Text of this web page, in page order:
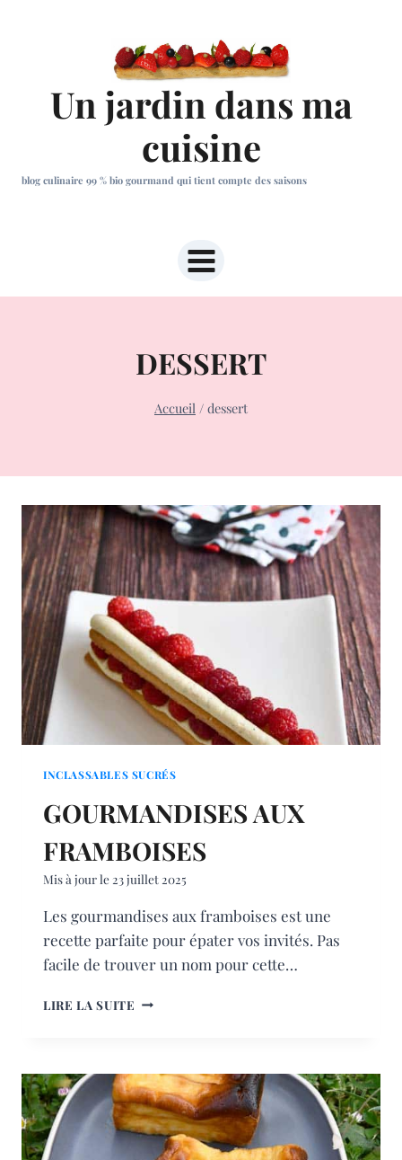
Un jardin dans ma
cuisine
blog culinaire 99 % bio gourmand qui tient compte des saisons
DESSERT
Accueil / dessert
INCLASSABLES SUCRÉS
GOURMANDISES AUX
FRAMBOISES
Mis à jour le 23 juillet 2025
Les gourmandises aux framboises est une
recette parfaite pour épater vos invités. Pas
facile de trouver un nom pour cette…
LIRE LA SUITE GOURMANDISES